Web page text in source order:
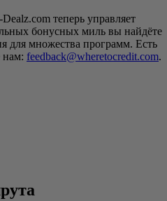
теперь управляет
бонусных миль вы
для множества
Напишите нам: